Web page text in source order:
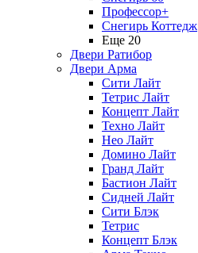
Профессор+
Снегирь Коттедж
Еще 20
Двери Ратибор
Двери Арма
Сити Лайт
Тетрис Лайт
Концепт Лайт
Техно Лайт
Нео Лайт
Домино Лайт
Гранд Лайт
Бастион Лайт
Сидней Лайт
Сити Блэк
Тетрис
Концепт Блэк